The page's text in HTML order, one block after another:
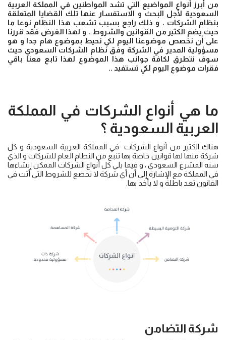
من أبرز أنواع المواضيع التي تشد المواطنين في المملكة العربية
السعودية لأجل البحث و الاستفسار عنها تلك القضايا المتعلقة
بنظام الشركات ، و ذلك راجع بسبب تشعب هذا النظام نوعا ما
حيث يضم الكثير من القوانين والشروط ، و لهذا الغرض فقد قررنا
على أن نخصص موضوعنا اليوم لكي نحيط بموضوع هام جدا و هو
مسؤولية المدير في الشركة وفق نظام الشركات السعودي حيث
سوف نتطرق لكافة جوانب هذا الموضوع لهذا تابع معنا باقي
فقرات موضوع اليوم لكي تستفيد ..
ما هي أنواع الشركات في المملكة
العربية السعودية ؟
هناك الكثير من أنواع الشركات في المملكة العربية السعودية و كل
شركة منها لها قوانين خاصة بها تنبع من النظام العام للشركات و الذي
سنه المشرع السعودي ، و فيما يلي كل أنواع الشركات الممكن إنشاءها
في المملكة مع الإشارة إلى أن أي شركة لا تخضع للشروط التي أتت في
القانون تعد باطلة و لا يأخذ بها.
شركة التضامن